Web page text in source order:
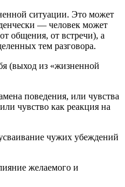
ситуации. Это может
— человек может
общения, от встречи), а
тем разговора.
(выход из «жизненной
поведения, или чувства
чувство как реакция на
чужих убеждений
желаемого и